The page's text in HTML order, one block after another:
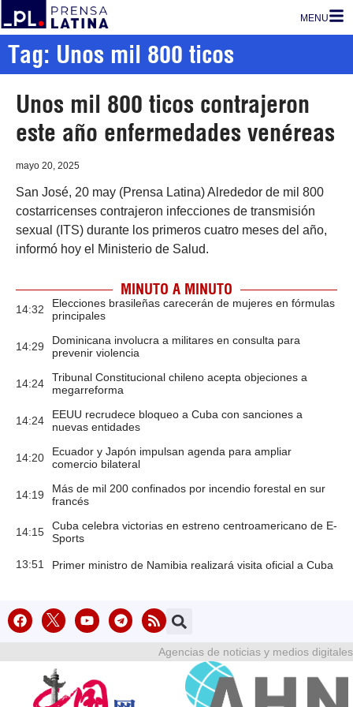
MENU
Tag: Unos mil 800 ticos
Unos mil 800 ticos contrajeron
este año enfermedades venéreas
mayo 20, 2025
San José, 20 may (Prensa Latina) Alrededor de mil 800
costarricenses contrajeron infecciones de transmisión
sexual (ITS) durante los primeros cuatro meses del año,
informó hoy el Ministerio de Salud.
MINUTO A MINUTO
14:32
Elecciones brasileñas carecerán de mujeres en fórmulas
principales
14:29
Dominicana involucra a militares en consulta para
prevenir violencia
14:24
Tribunal Constitucional chileno acepta objeciones a
megarreforma
14:24
EEUU recrudece bloqueo a Cuba con sanciones a
nuevas entidades
14:20
Ecuador y Japón impulsan agenda para ampliar
comercio bilateral
14:19
Más de mil 200 confinados por incendio forestal en sur
francés
14:15
Cuba celebra victorias en estreno centroamericano de E-
Sports
13:51 Primer ministro de Namibia realizará visita oficial a Cuba
Agencias de noticias y medios digitales